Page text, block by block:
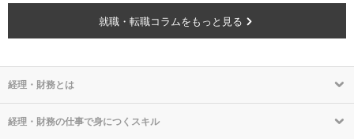
就職・転職コラムをもっと見る
経理・財務とは
経理・財務の仕事で身につくスキル